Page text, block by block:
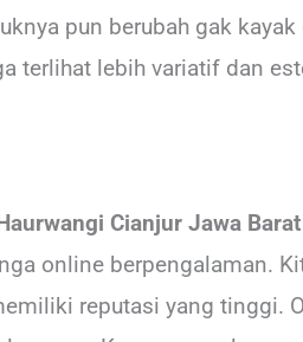
pun berubah gak
terlihat lebih variatif dan
Cianjur Jawa
online berpengalaman.
reputasi yang tinggi.